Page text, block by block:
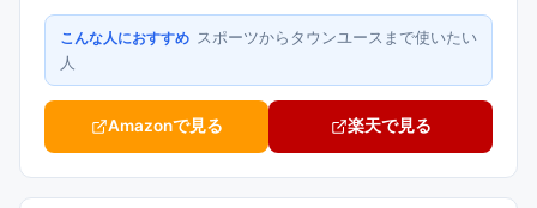
こんな人におすすめ スポーツからタウンユースまで使いたい
人
Amazonで見る 楽天で見る